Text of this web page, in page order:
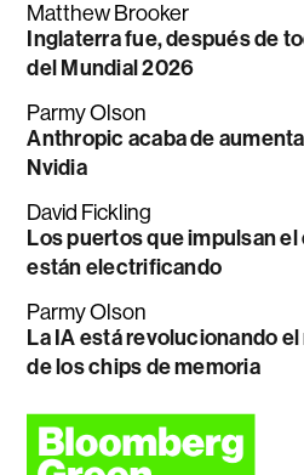
Matthew Brooker
Inglaterra fue, después de
del Mundial 2026
Parmy Olson
Anthropic acaba de
Nvidia
David Fickling
Los puertos que impulsan
están electrificando
Parmy Olson
La IA está revolucionando
de los chips de memoria